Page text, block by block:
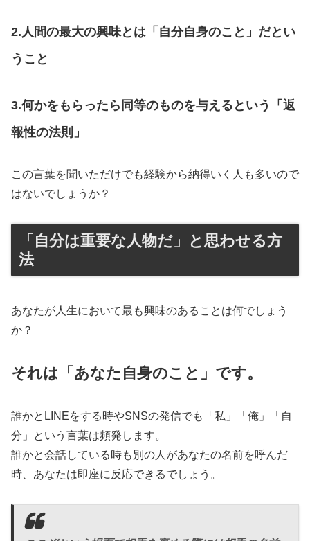
2.人間の最大の興味とは「自分自身のこと」だとい
うこと
3.何かをもらったら同等のものを与えるという「返
報性の法則」
この言葉を聞いただけでも経験から納得いく人も多いので
はないでしょうか？
「自分は重要な人物だ」と思わせる方
法
あなたが人生において最も興味のあることは何でしょう
か？
それは「あなた自身のこと」です。
誰かとLINEをする時やSNSの発信でも「私」「俺」「自
分」という言葉は頻発します。
誰かと会話している時も別の人があなたの名前を呼んだ
時、あなたは即座に反応できるでしょう。